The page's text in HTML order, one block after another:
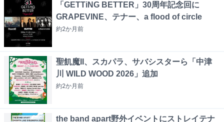
「GETTiNG BETTER」30周年記念回に
GRAPEVINE、テナー、a flood of circle
約2か月前
聖飢魔II、スカパラ、サバシスターら「中津
川 WILD WOOD 2026」追加
約2か月前
the band apart野外イベントにストレイテナ